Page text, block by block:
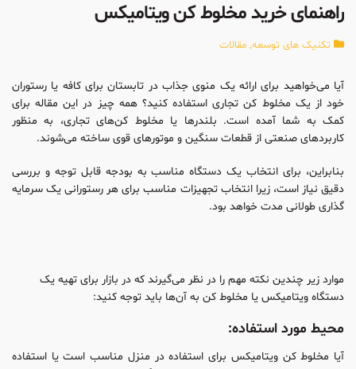
راهنمای خرید مخلوط کن ویتامیکس
تکنیک های توسعه, مقالات
آیا می‌خواهید برای ارائه یک منوی جذاب در تابستان برای کافه یا رستوران
خود از یک مخلوط کن تجاری استفاده کنید؟ همه چیز در این مقاله برای
کمک به شما آمده است. بلندرها یا مخلوط‌‌‌ کن‌های تجاری، به منظور
کاربرد‌های صنعتی از قطعات سنگین و موتورهای قوی ساخته می‌شوند.
بنابراین، برای انتخاب یک دستگاه مناسب به بودجه قابل توجه و بررسی
دقیق نیاز است، زیرا انتخاب تجهیزات مناسب برای هر رستورانی یک سرمایه
گذاری طولانی مدت خواهد بود.
موارد زیر چندین نکته مهم را در نظر می‌گیرند که در بازار برای تهیه‌ یک
دستگاه ویتامیکس یا مخلوط‌ کن به آن‌ها باید توجه کنید:
محیط مورد استفاده:
آیا مخلوط کن ویتامیکس برای استفاده در منزل مناسب است یا استفاده